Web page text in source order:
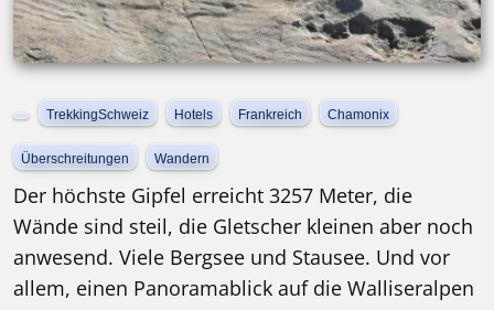
Trekking ohne Gepäck | 4 Hotels | 8 Tage
TrekkingSchweiz Hotels Frankreich Chamonix
Überschreitungen Wandern
Der höchste Gipfel erreicht 3257 Meter, die
Wände sind steil, die Gletscher kleinen aber noch
anwesend. Viele Bergsee und Stausee. Und vor
allem, einen Panoramablick auf die Walliseralpen